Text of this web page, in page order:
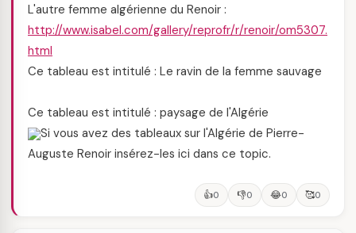
L'autre femme algérienne du Renoir :
http://www.isabel.com/gallery/reprofr/r/renoir/om5307.
html
Ce tableau est intitulé : Le ravin de la femme sauvage
Ce tableau est intitulé : paysage de l'Algérie
Si vous avez des tableaux sur l'Algérie de Pierre-
Auguste Renoir insérez-les ici dans ce topic.
👍0 👎0 😂0 🥰0